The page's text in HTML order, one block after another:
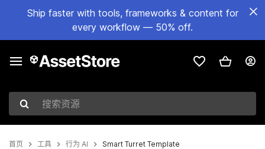
Ship faster with tools, frameworks & content for
every workflow — 50% off.
搜索资源
首页 工具 行为 AI Smart Turret Template